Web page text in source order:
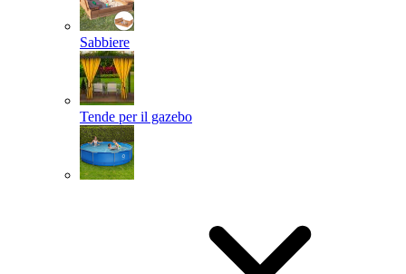
Sabbiere
Tende per il gazebo